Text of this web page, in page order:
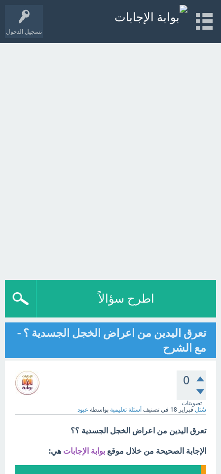
تسجيل الدخول
اطرح سؤالاً
تعرق اليدين من اعراض الخجل الجسدية ؟ -
مع الشرح
0
تصويتات
سُئل فبراير 18 في تصنيف أسئلة تعليمية بواسطة عبود
تعرق اليدين من اعراض الخجل الجسدية ؟؟
الإجابة الصحيحة من خلال موقع بوابة الإجابات هي: